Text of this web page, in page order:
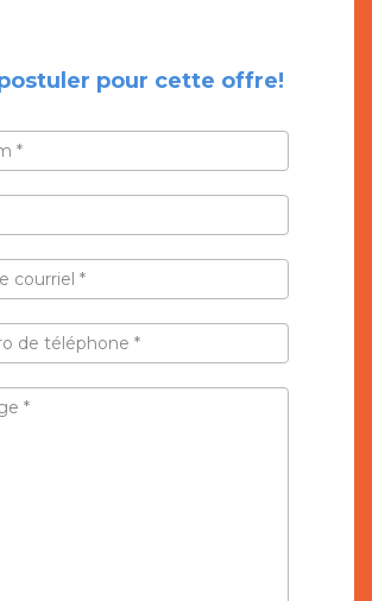
pour cette offre!